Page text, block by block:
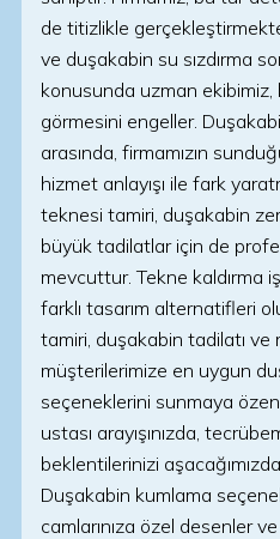
de titizlikle
ve duşakabin su sızdırma
konusunda uzman
görmesini engeller.
arasında, firmamızın
hizmet anlayışı ile fark
teknesi tamiri, duşakabin
büyük tadilatlar için de
mevcuttur. Tekne kaldırma
farklı tasarım alternatifleri
tamiri, duşakabin tadilatı ve
müşterilerimize en uygun
seçeneklerini sunmaya
ustası arayışınızda,
beklentilerinizi
Duşakabin kumlama
camlarınıza özel desenler